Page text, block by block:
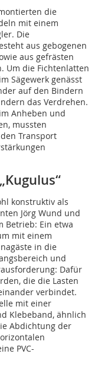
die
mit einem
Die
aus gebogenen
aus gefrästen
Um die Fichtenlatten
Sägewerk genässt
auf den Bindern
das Verdrehen.
Anheben und
mussten
Transport
konstruktiv als
Jörg Wund und
Betrieb: Ein etwa
mit einem
in die
und
Dafür
die die Lasten
verbindet.
mit einer
Klebeband, ähnlich
Abdichtung der
PVC-